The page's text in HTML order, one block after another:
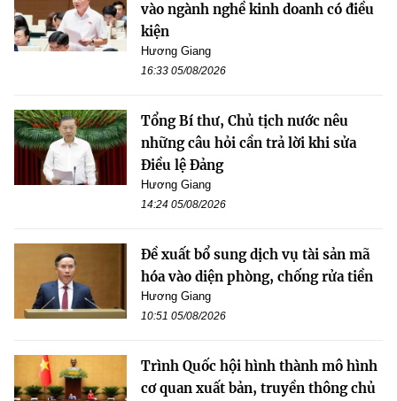
vào ngành nghề kinh doanh có điều
kiện
Hương Giang
16:33 05/08/2026
Tổng Bí thư, Chủ tịch nước nêu
những câu hỏi cần trả lời khi sửa
Điều lệ Đảng
Hương Giang
14:24 05/08/2026
Đề xuất bổ sung dịch vụ tài sản mã
hóa vào diện phòng, chống rửa tiền
Hương Giang
10:51 05/08/2026
Trình Quốc hội hình thành mô hình
cơ quan xuất bản, truyền thông chủ